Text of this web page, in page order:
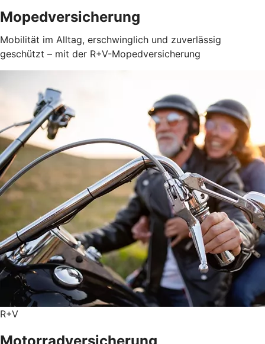
Mopedversicherung
Mobilität im Alltag, erschwinglich und zuverlässig
geschützt – mit der R+V-Mopedversicherung
R+V
Motorradversicherung